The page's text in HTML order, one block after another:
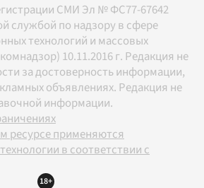
СМИ Эл № ФС77-67642
службой по надзору в сфере
технологий и массовых
10.11.2016 г. Редакция не
за достоверность информации,
объявлениях. Редакция не
информации.
ресурсе применяются
в соответствии с
18+